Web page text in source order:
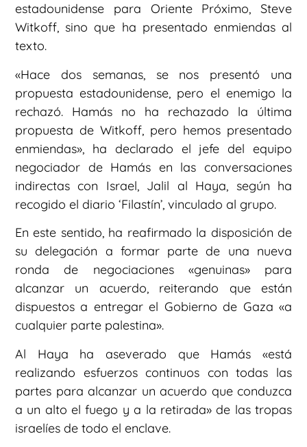
estadounidense para Oriente Próximo, Steve
Witkoff, sino que ha presentado enmiendas al
texto.
«Hace dos semanas, se nos presentó una
propuesta estadounidense, pero el enemigo la
rechazó. Hamás no ha rechazado la última
propuesta de Witkoff, pero hemos presentado
enmiendas», ha declarado el jefe del equipo
negociador de Hamás en las conversaciones
indirectas con Israel, Jalil al Haya, según ha
recogido el diario ‘Filastín’, vinculado al grupo.
En este sentido, ha reafirmado la disposición de
su delegación a formar parte de una nueva
ronda de negociaciones «genuinas» para
alcanzar un acuerdo, reiterando que están
dispuestos a entregar el Gobierno de Gaza «a
cualquier parte palestina».
Al Haya ha aseverado que Hamás «está
realizando esfuerzos continuos con todas las
partes para alcanzar un acuerdo que conduzca
a un alto el fuego y a la retirada» de las tropas
israelíes de todo el enclave.